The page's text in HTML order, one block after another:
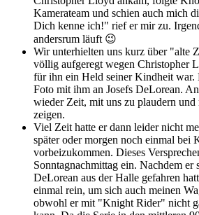
Kamerateam und schien auch mich
Dich kenne ich!" rief er mir zu.
andersrum läuft 😉
Wir unterhielten uns kurz über "alte
völlig aufgeregt wegen Christopher
für ihn ein Held seiner Kindheit war.
Foto mit ihm an Josefs DeLorean.
wieder Zeit, mit uns zu plaudern
zeigen.
Viel Zeit hatte er dann leider nicht
später oder morgen noch einmal bei
vorbeizukommen. Dieses
Sonntagnachmittag ein. Nachdem er
DeLorean aus der Halle gefahren
einmal rein, um sich auch meinen
obwohl er mit "Knight Rider" nicht